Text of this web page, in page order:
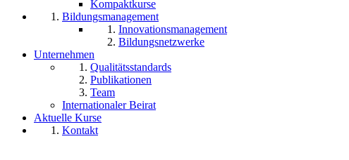
Kompaktkurse
Bildungsmanagement
Innovationsmanagement
Bildungsnetzwerke
Unternehmen
Qualitätsstandards
Publikationen
Team
Internationaler Beirat
Aktuelle Kurse
Kontakt